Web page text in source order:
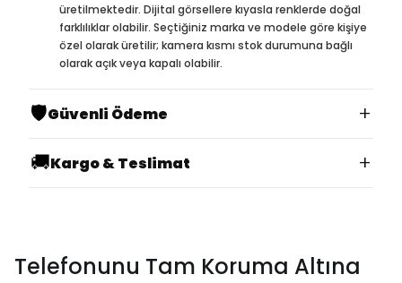
üretilmektedir. Dijital görsellere kıyasla renklerde doğal
farklılıklar olabilir. Seçtiğiniz marka ve modele göre kişiye
özel olarak üretilir; kamera kısmı stok durumuna bağlı
olarak açık veya kapalı olabilir.
🛡️Güvenli Ödeme
+
🚚Kargo & Teslimat +
Telefonunu Tam Koruma Altına